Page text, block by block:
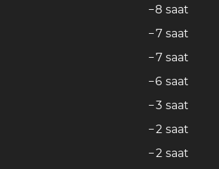
−8 saat
−7 saat
−7 saat
−6 saat
−3 saat
−2 saat
−2 saat